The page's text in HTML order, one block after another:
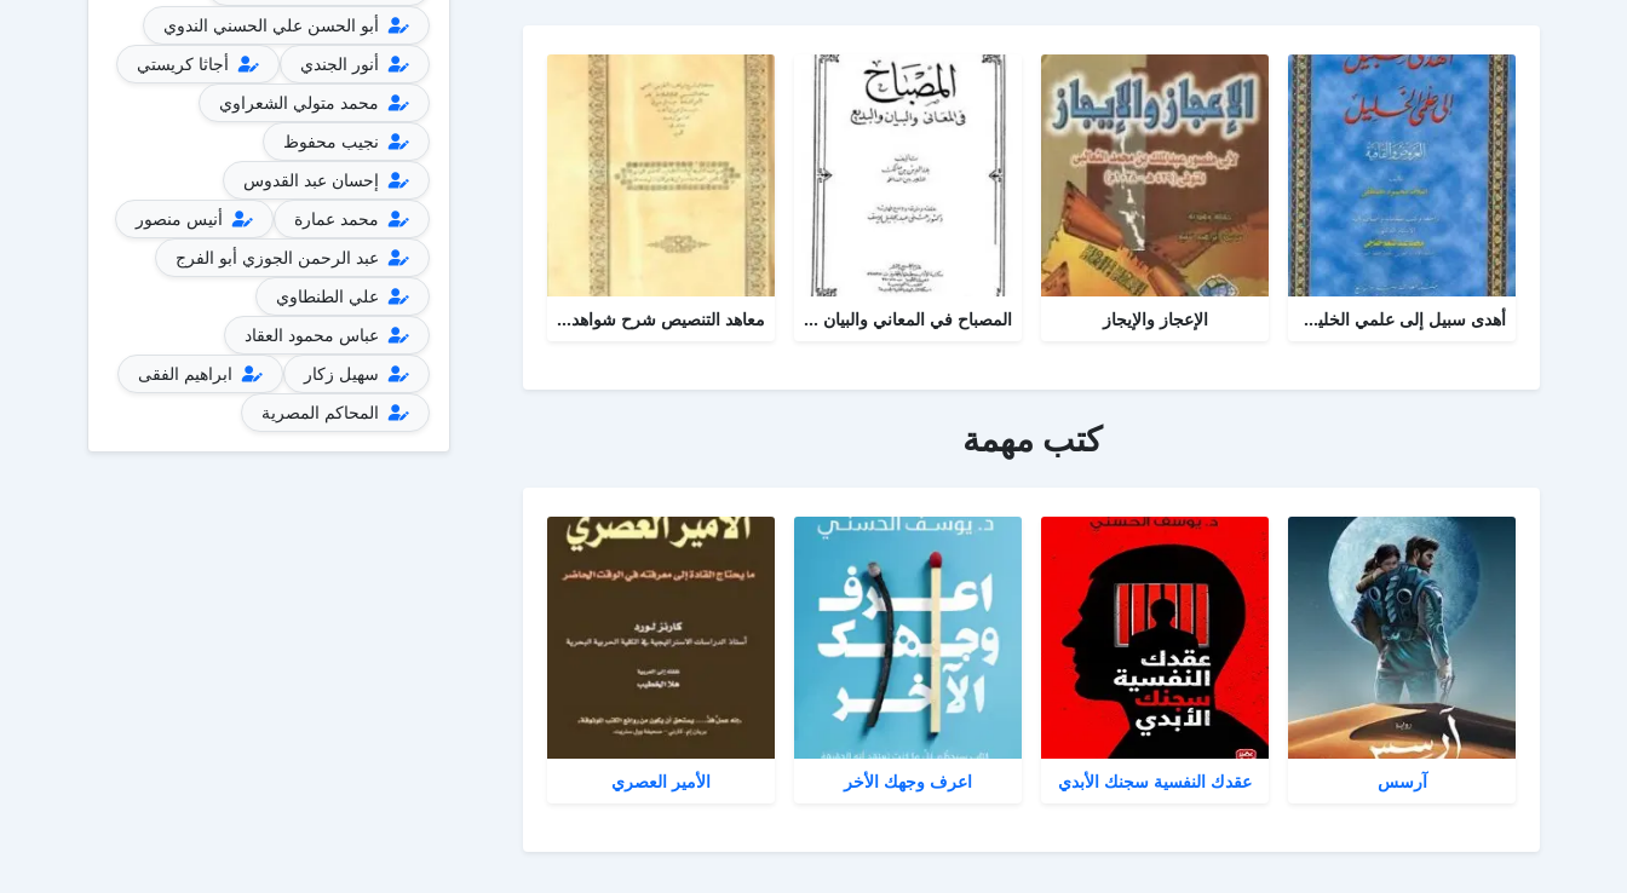
أهدى سبيل إلى علمي الخليل العروض والقافية الإعجاز والإيجاز المصباح في المعاني والبيان والبديع معاهد التنصيص شرح شواهد التلخيص وبهامشه بدائع البدائه
كتب مهمة
آرسس عقدك النفسية سجنك الأبدي اعرف وجهك الأخر الأمير العصري
أبو الحسن علي الحسني الندوي
أنور الجندي
أجاثا كريستي
محمد متولي الشعراوي
نجيب محفوظ
إحسان عبد القدوس
محمد عمارة
أنيس منصور
عبد الرحمن الجوزي أبو الفرج
علي الطنطاوي
عباس محمود العقاد
سهيل زكار
ابراهيم الفقى
المحاكم المصرية